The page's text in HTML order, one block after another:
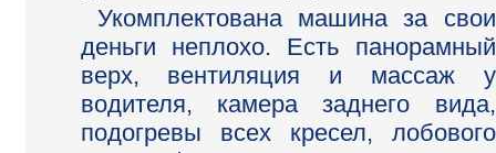
Укомплектована машина за свои
деньги неплохо. Есть панорамный
верх, вентиляция и массаж у
водителя, камера заднего вида,
подогревы всех кресел, лобового